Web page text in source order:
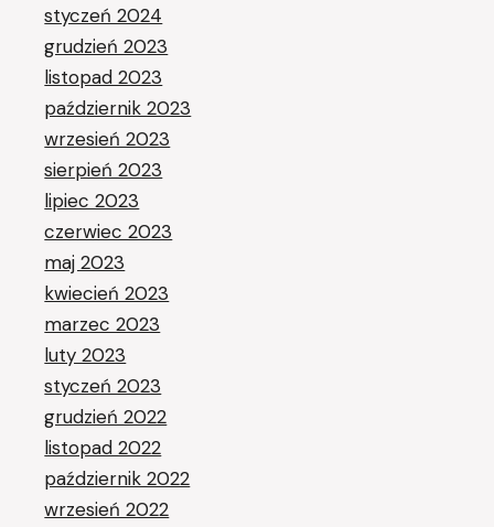
styczeń 2024
grudzień 2023
listopad 2023
październik 2023
wrzesień 2023
sierpień 2023
lipiec 2023
czerwiec 2023
maj 2023
kwiecień 2023
marzec 2023
luty 2023
styczeń 2023
grudzień 2022
listopad 2022
październik 2022
wrzesień 2022